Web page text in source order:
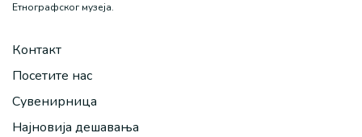
Етнографског музеја.
Контакт
Посетите нас
Сувенирница
Најновија дешавања